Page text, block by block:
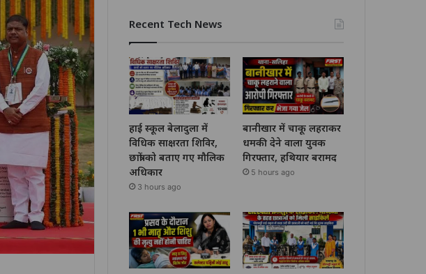
Recent Tech News
हाई स्कूल बेलादुला में
विधिक साक्षरता शिविर,
छात्रों को बताए गए मौलिक
अधिकार
3 hours ago
बानीखार में चाकू लहराकर
धमकी देने वाला युवक
गिरफ्तार, हथियार बरामद
5 hours ago